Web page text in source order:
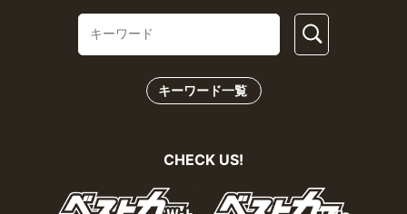
キーワード一覧
CHECK US!